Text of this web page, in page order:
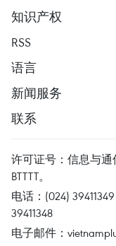
知识产权
RSS
语言
新闻服务
联系
许可证号：信息与通
BTTTT。
电话：(024)
39411348
电子邮件：